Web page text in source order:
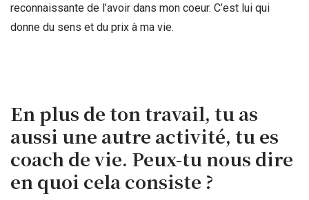
reconnaissante de l’avoir dans mon coeur. C’est lui qui
donne du sens et du prix à ma vie.
En plus de ton travail, tu as
aussi une autre activité, tu es
coach de vie. Peux-tu nous dire
en quoi cela consiste ?